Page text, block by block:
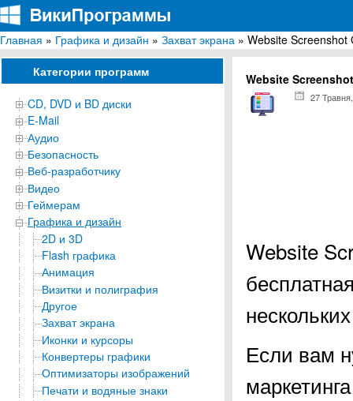
ВикиПрограммы
Энциклопедия бесплатных компьютерных программ для Windows
Главная » Графика и дизайн » Захват экрана » Website Screenshot
Категории программ
CD, DVD и BD диски
E-Mail
Аудио
Безопасность
Веб-разработчику
Видео
Геймерам
Графика и дизайн
2D и 3D
Flash графика
Анимация
Визитки и полиграфия
Другое
Захват экрана
Иконки и курсоры
Конвертеры графики
Оптимизаторы изображений
Печати и водяные знаки
Website
27
Website
Если вам